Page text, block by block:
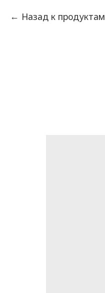
Назад к продуктам